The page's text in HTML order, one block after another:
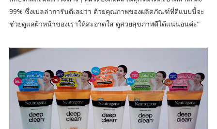
99% ซึ่งเบลล่าการันตีเลยว่า ด้วยคุณภาพของผลิตภัณฑ์ที่ดีแบบนี้จะ
ช่วยดูแลผิวหน้าของเราให้สะอาดใส ดูสวยสุขภาพดีได้แน่นอนค่ะ”